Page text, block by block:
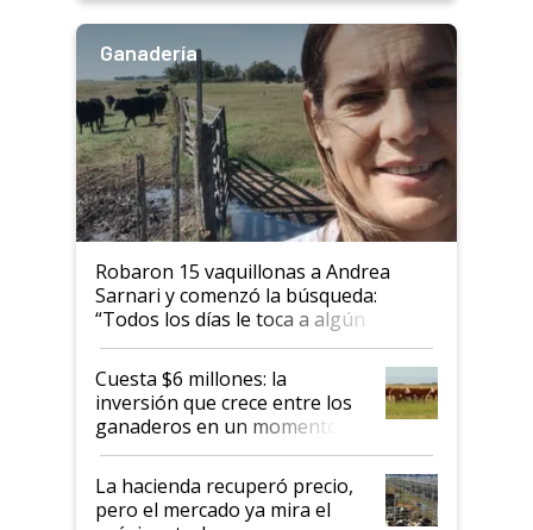
Ganadería
Robaron 15 vaquillonas a Andrea
Sarnari y comenzó la búsqueda:
“Todos los días le toca a algún
productor”
Cuesta $6 millones: la
inversión que crece entre los
ganaderos en un momento
histórico para la actividad
La hacienda recuperó precio,
pero el mercado ya mira el